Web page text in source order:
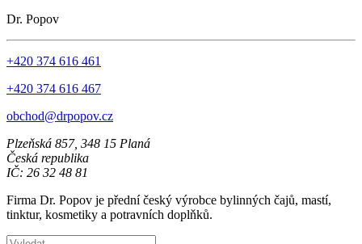
Dr. Popov
+420 374 616 461
+420 374 616 467
obchod@drpopov.cz
Plzeňská 857, 348 15 Planá
Česká republika
IČ: 26 32 48 81
Firma Dr. Popov je přední český výrobce bylinných čajů, mastí,
tinktur, kosmetiky a potravních doplňků.